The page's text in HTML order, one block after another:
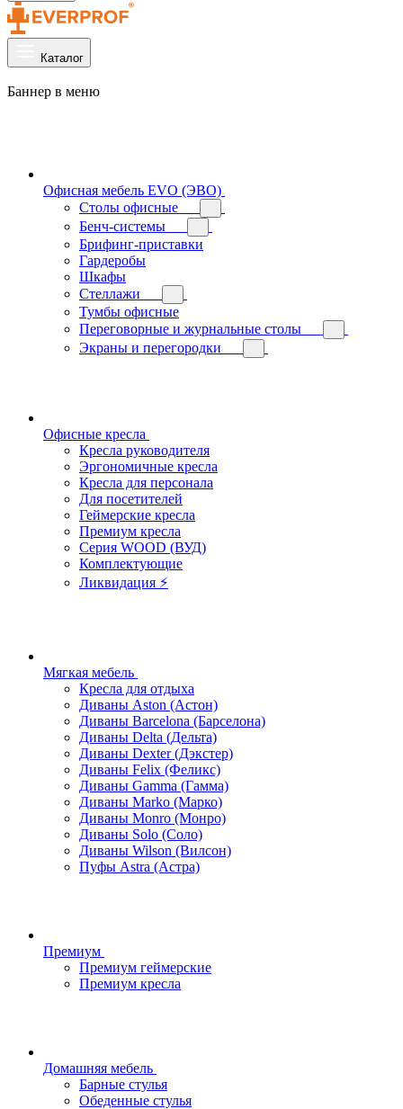
Каталог
Баннер в меню
Офисная мебель EVO (ЭВО)
Cтолы офисные
Бенч-системы
Брифинг-приставки
Гардеробы
Шкафы
Стеллажи
Тумбы офисные
Переговорные и журнальные столы
Экраны и перегородки
Офисные кресла
Кресла руководителя
Эргономичные кресла
Кресла для персонала
Для посетителей
Геймерские кресла
Премиум кресла
Серия WOOD (ВУД)
Комплектующие
Ликвидация ⚡
Мягкая мебель
Кресла для отдыха
Диваны Aston (Астон)
Диваны Barcelona (Барселона)
Диваны Delta (Дельта)
Диваны Dexter (Дэкстер)
Диваны Felix (Феликс)
Диваны Gamma (Гамма)
Диваны Marko (Марко)
Диваны Monro (Монро)
Диваны Solo (Соло)
Диваны Wilson (Вилсон)
Пуфы Astra (Астра)
Премиум
Премиум геймерские
Премиум кресла
Домашняя мебель
Барные стулья
Обеденные стулья